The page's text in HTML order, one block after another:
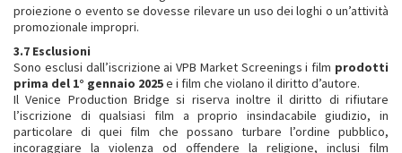
proiezione o evento se dovesse rilevare un uso dei loghi o un’attività
promozionale impropri.
3.7 Esclusioni
Sono esclusi dall’iscrizione ai VPB Market Screenings i film prodotti
prima del 1° gennaio 2025e i film che violano il diritto d’autore.
Il Venice Production Bridge si riserva inoltre il diritto di rifiutare
l’iscrizione di qualsiasi film a proprio insindacabile giudizio, in
particolare di quei film che possano turbare l’ordine pubblico,
incoraggiare la violenza od offendere la religione, inclusi film